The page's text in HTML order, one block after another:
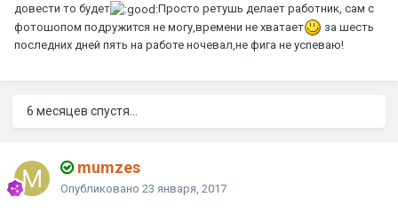
довести то будет
Просто ретушь делает работник, сам с
фотошопом подружится не могу,времени не хватает
за шесть
последних дней пять на работе ночевал,не фига не успеваю!
6 месяцев спустя...
mumzes
Опубликовано 23 января, 2017